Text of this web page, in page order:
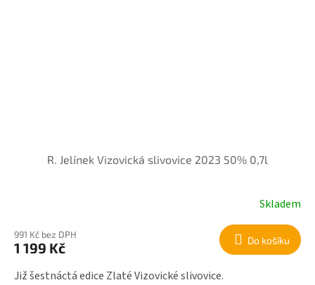
R. Jelínek Vizovická slivovice 2023 50% 0,7l
Skladem
991 Kč bez DPH
1 199 Kč Do košíku
Již šestnáctá edice Zlaté Vizovické slivovice.